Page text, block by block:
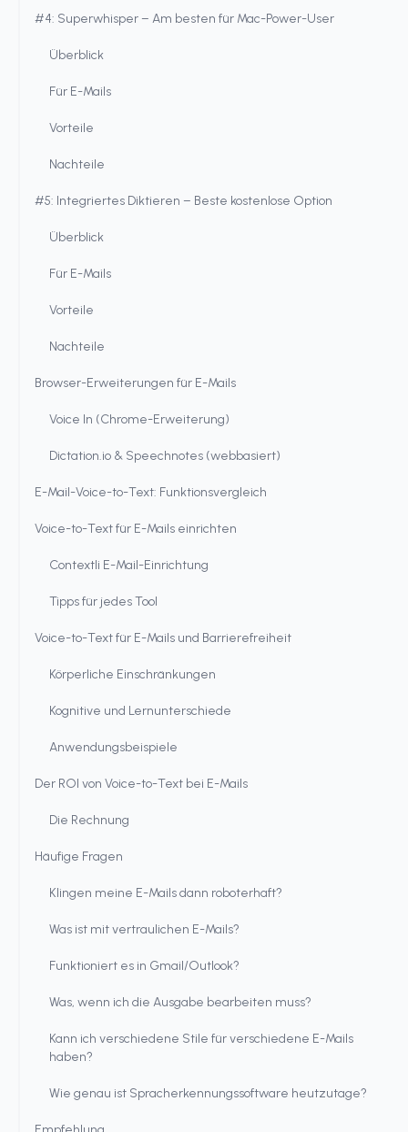
#4: Superwhisper – Am besten für Mac-Power-User
Überblick
Für E-Mails
Vorteile
Nachteile
#5: Integriertes Diktieren – Beste kostenlose Option
Überblick
Für E-Mails
Vorteile
Nachteile
Browser-Erweiterungen für E-Mails
Voice In (Chrome-Erweiterung)
Dictation.io & Speechnotes (webbasiert)
E-Mail-Voice-to-Text: Funktionsvergleich
Voice-to-Text für E-Mails einrichten
Contextli E-Mail-Einrichtung
Tipps für jedes Tool
Voice-to-Text für E-Mails und Barrierefreiheit
Körperliche Einschränkungen
Kognitive und Lernunterschiede
Anwendungsbeispiele
Der ROI von Voice-to-Text bei E-Mails
Die Rechnung
Häufige Fragen
Klingen meine E-Mails dann roboterhaft?
Was ist mit vertraulichen E-Mails?
Funktioniert es in Gmail/Outlook?
Was, wenn ich die Ausgabe bearbeiten muss?
Kann ich verschiedene Stile für verschiedene E-Mails
haben?
Wie genau ist Spracherkennungssoftware heutzutage?